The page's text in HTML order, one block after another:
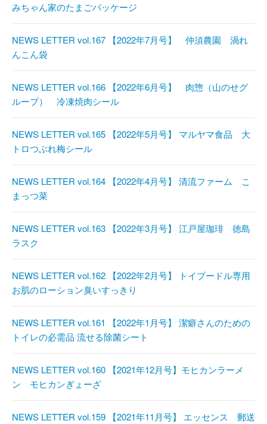
みちゃん家のたまごパッケージ
NEWS LETTER vol.167 【2022年7月号】 仲須農園 渦れ
んこん袋
NEWS LETTER vol.166 【2022年6月号】 肉惣（山のせグ
ループ） 冷凍焼肉シール
NEWS LETTER vol.165 【2022年5月号】 マルヤマ食品 大
トロつぶれ梅シール
NEWS LETTER vol.164 【2022年4月号】 清流ファーム こ
まっつ菜
NEWS LETTER vol.163 【2022年3月号】 江戸屋珈琲 徳島
ラスク
NEWS LETTER vol.162 【2022年2月号】 トイプードル専用
お肌のローション臭いすっきり
NEWS LETTER vol.161 【2022年1月号】 潔癖さんのための
トイレの必需品 流せる除菌シート
NEWS LETTER vol.160 【2021年12月号】モヒカンラーメ
ン モヒカンぎょーざ
NEWS LETTER vol.159 【2021年11月号】 エッセンス 郵送